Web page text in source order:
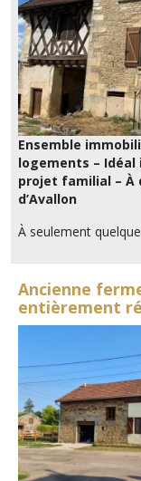
Ensemble
logements –
projet familial – À
d’Avallon
À seulement
Ancienne
entièrement